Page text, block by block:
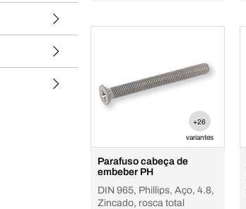
+26
variantes
Parafuso cabeça de
embeber PH
DIN 965, Phillips, Aço, 4.8,
Zincado, rosca total